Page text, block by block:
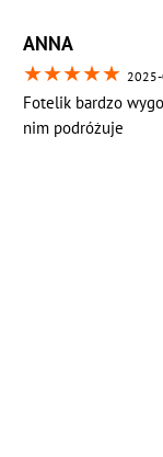
ANNA
★★★★★
Fotelik bardzo
nim podróżuje